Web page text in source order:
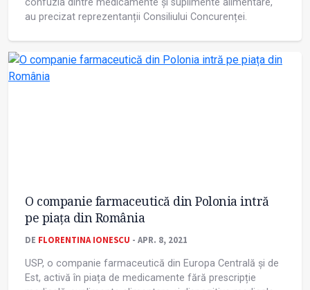
confuzia dintre medicamente și suplimente alimentare,
au precizat reprezentanții Consiliului Concurenței.
O companie farmaceutică din Polonia intră
pe piața din România
DE FLORENTINA IONESCU - APR. 8, 2021
USP, o companie farmaceutică din Europa Centrală și de
Est, activă în piața de medicamente fără prescripție